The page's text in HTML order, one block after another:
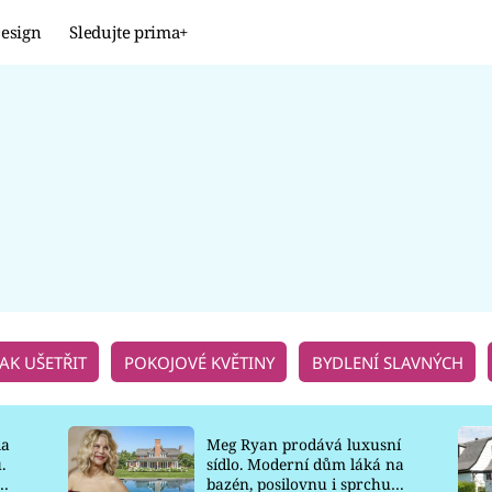
Sledujte prima+
UŠETŘIT POKOJOVÉ KVĚTINY BYDLENÍ SLAVNÝCH
Meg Ryan prodává luxusní
sídlo. Moderní dům láká na
bazén, posilovnu i sprchu